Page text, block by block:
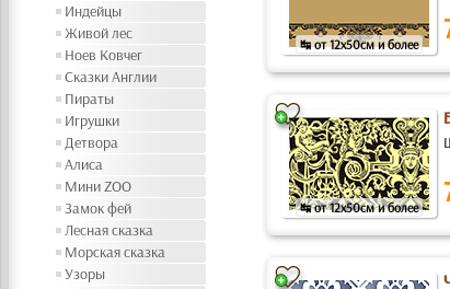
Индейцы
Живой лес
Ноев Ковчег
Сказки Англии
Пираты
Игрушки
Детвора
Алиса
Мини ZOO
Замок фей
Лесная сказка
Морская сказка
Узоры
↹ от 12x50см и более
↹ от 12x50см и более